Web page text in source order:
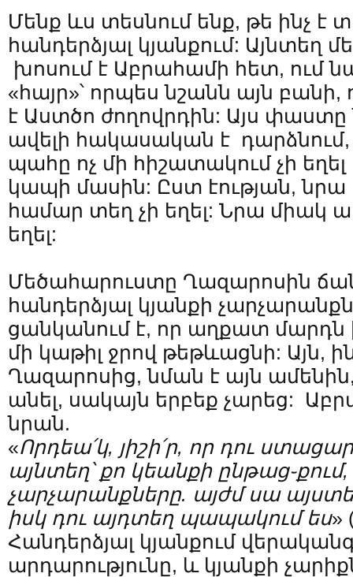
Մենք ևս տեսնում ենք, թե ինչ է
հանդերձյալ կյանքում: Այնտեղ
խոսում է Աբրահամի հետ, ում
«հայր»՝ որպես նշանն այն
է Աստծո ժողովրդին: Այս փաստը
ավելի հակասական է դարձնում,
պահը ոչ մի հիշատակում չի
կապի մասին: Ըստ էության, նրա
համար տեղ չի եղել: Նրա միակ
եղել:
Մեծահարուստը Ղազարոսին
հանդերձյալ կյանքի
ցանկանում է, որ աղքատ
մի կաթիլ ջրով թեթևացնի: Այն,
Ղազարոսից, նման է այն
անել, սակայն երբեք չարեց:
նրան.
«Որդեա՛կ, յիշի՛ր, որ դու ստացար
այնտեղ՝քո կեանքի ընթաց֊քում,
չարչարանքները. այժմ սա
իսկ դու այդտեղ պապակում ես»
Հանդերձյալ կյանքում
արդարությունը, և կյանքի